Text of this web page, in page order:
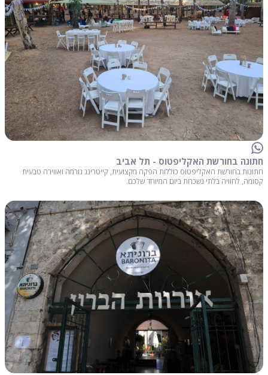
חתונה בחורשת האקליפטוס - תל אביב
חתונות בחורשת האקליפטוס כוללות הפקה מקצועית, קייטרינג גורמה ואווירה טבעית
קסומה, לחוויה בלתי נשכחת ביום המיוחד שלכם.